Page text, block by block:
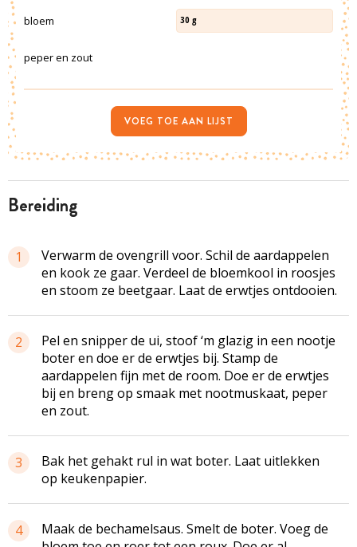
bereiding
1
Verwarm de ovengrill voor. Schil de aardappelen
en kook ze gaar. Verdeel de bloemkool in roosjes
en stoom ze beetgaar. Laat de erwtjes ontdooien.
2
Pel en snipper de ui, stoof ‘m glazig in een nootje
boter en doe er de erwtjes bij. Stamp de
aardappelen fijn met de room. Doe er de erwtjes
bij en breng op smaak met nootmuskaat, peper
en zout.
3
Bak het gehakt rul in wat boter. Laat uitlekken
op keukenpapier.
4
Maak de bechamelsaus. Smelt de boter. Voeg de
bloem 30 g
peper en zout
VOEG TOE AAN LIJST